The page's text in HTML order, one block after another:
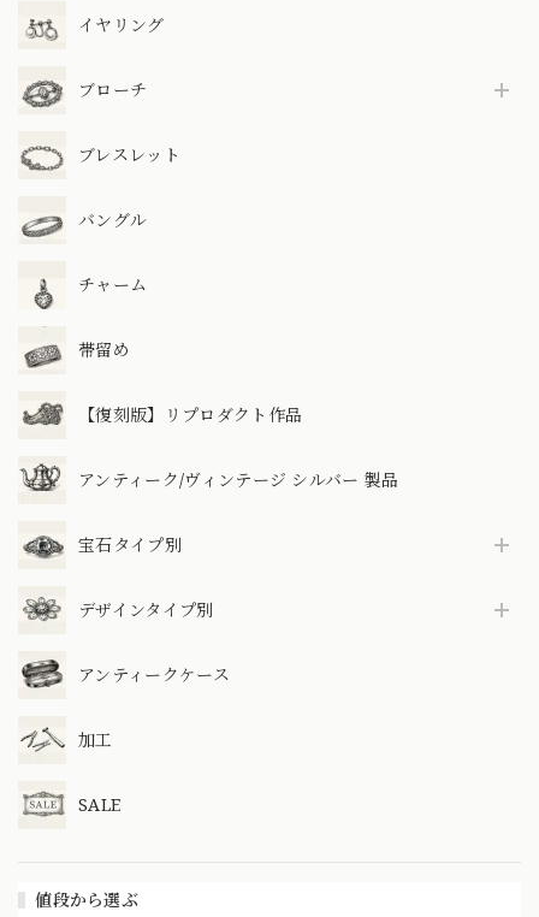
イヤリング
ブローチ
ブレスレット
バングル
チャーム
帯留め
【復刻版】リプロダクト作品
アンティーク/ヴィンテージ シルバー 製品
宝石タイプ別
デザインタイプ別
アンティークケース
加工
SALE
値段から選ぶ